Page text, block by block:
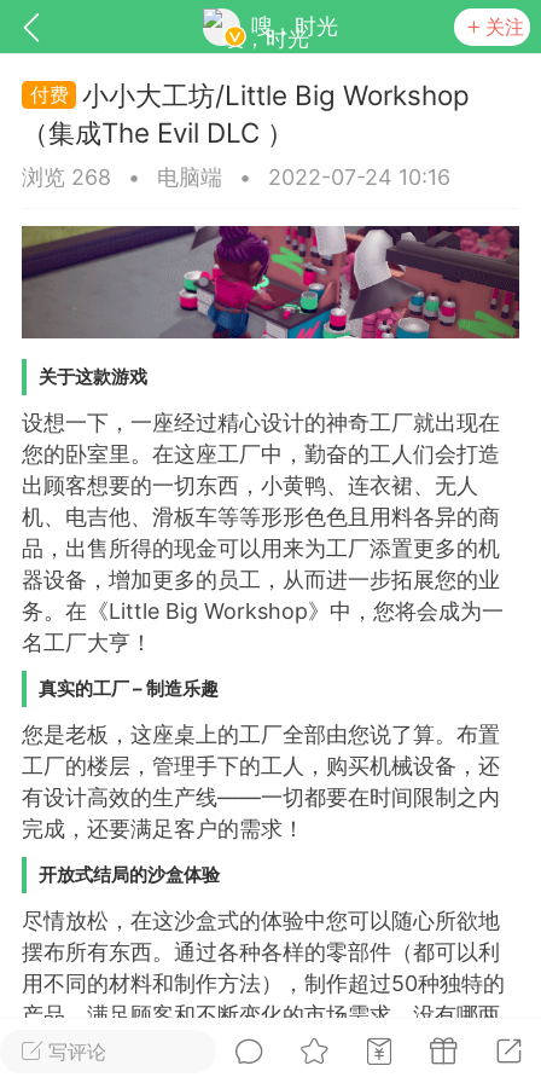
嗖，时光 关注
基于wordpress开发 你所看见
更新 商城 视频
排行 在线 小黑屋
电脑端 外挂制作
该内容只允许登录的用户查看
写评论
小小大工坊/Little Big Workshop
（集成The Evil DLC ）
浏览 268 • 电脑端 • 2022-07-24 10:16
关于这款游戏
设想一下，一座经过精心设计的神奇工厂就出现在
您的卧室里。在这座工厂中，勤奋的工人们会打造
出顾客想要的一切东西，小黄鸭、连衣裙、无人
机、电吉他、滑板车等等形形色色且用料各异的商
品，出售所得的现金可以用来为工厂添置更多的机
器设备，增加更多的员工，从而进一步拓展您的业
务。在《Little Big Workshop》中，您将会成为一
名工厂大亨！
真实的工厂 – 制造乐趣
您是老板，这座桌上的工厂全部由您说了算。布置
工厂的楼层，管理手下的工人，购买机械设备，还
有设计高效的生产线——一切都要在时间限制之内
完成，还要满足客户的需求！
开放式结局的沙盒体验
尽情放松，在这沙盒式的体验中您可以随心所欲地
摆布所有东西。通过各种各样的零部件（都可以利
用不同的材料和制作方法），制作超过50种独特的
产品，满足顾客和不断变化的市场需求。没有哪两
座工厂是完全一样的。